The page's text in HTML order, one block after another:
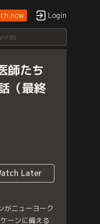
now Login
師たち
（最終
Later
がニューヨーク
ーンに備える